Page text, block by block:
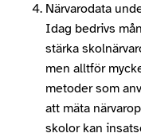
Närvarodata
Idag bedrivs
stärka
men alltför
metoder som
att mäta
skolor kan